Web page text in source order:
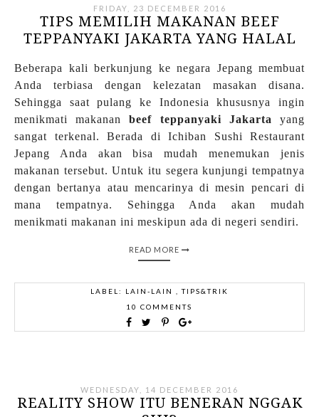
FRIDAY, 23 DECEMBER 2016
TIPS MEMILIH MAKANAN BEEF
TEPPANYAKI JAKARTA YANG HALAL
Beberapa kali berkunjung ke negara Jepang membuat
Anda terbiasa dengan kelezatan masakan disana.
Sehingga saat pulang ke Indonesia khususnya ingin
menikmati makananbeef teppanyaki Jakarta
yang
sangat terkenal. Berada di Ichiban Sushi Restaurant
Jepang Anda akan bisa mudah menemukan jenis
makanan tersebut. Untuk itu segera kunjungi tempatnya
dengan bertanya atau mencarinya di mesin pencari di
mana tempatnya. Sehingga Anda akan mudah
menikmati makanan ini meskipun ada di negeri sendiri.
READ MORE
LABEL: LAIN-LAIN ,TIPS&TRIK
10 COMMENTS
WEDNESDAY, 14 DECEMBER 2016
REALITY SHOW ITU BENERAN NGGAK